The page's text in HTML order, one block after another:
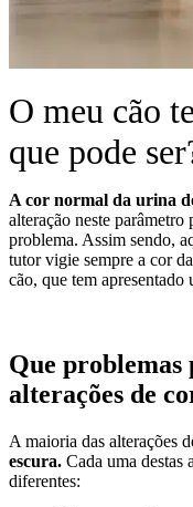
O meu cão
que pode
A cor normal da urina
alteração neste parâmetro
problema. Assim sendo,
tutor vigie sempre a cor
cão, que tem
Que problemas
alterações de
A maioria das alterações
escura. Cada uma destas
diferentes: